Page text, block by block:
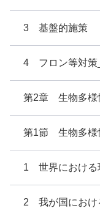
3 基盤的施策
4 フロン等対策
第2章 生物多様
第1節 生物多様
1 世界における
2 我が国におけ